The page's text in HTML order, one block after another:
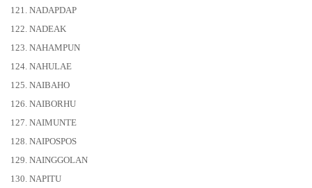
121. NADAPDAP
122. NADEAK
123. NAHAMPUN
124. NAHULAE
125. NAIBAHO
126. NAIBORHU
127. NAIMUNTE
128. NAIPOSPOS
129. NAINGGOLAN
130. NAPITU